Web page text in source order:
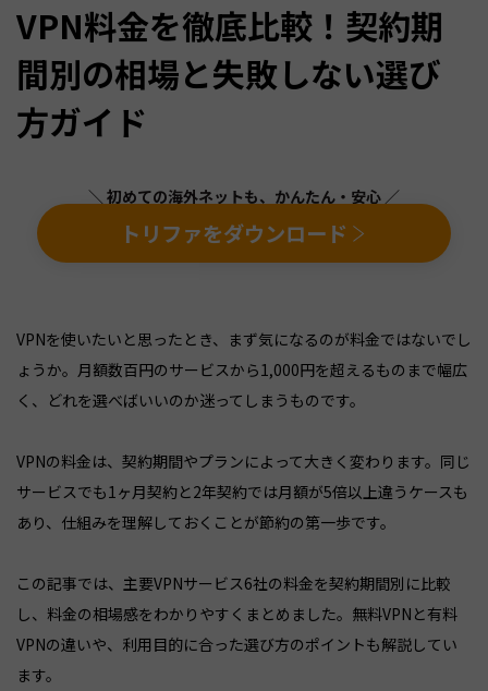
VPN料金を徹底比較！契約期
間別の相場と失敗しない選び
方ガイド
＼ 初めての海外ネットも、かんたん・安心 ／
トリファをダウンロード
VPNを使いたいと思ったとき、まず気になるのが料金ではないでし
ょうか。月額数百円のサービスから1,000円を超えるものまで幅広
く、どれを選べばいいのか迷ってしまうものです。
VPNの料金は、契約期間やプランによって大きく変わります。同じ
サービスでも1ヶ月契約と2年契約では月額が5倍以上違うケースも
あり、仕組みを理解しておくことが節約の第一歩です。
この記事では、主要VPNサービス6社の料金を契約期間別に比較
し、料金の相場感をわかりやすくまとめました。無料VPNと有料
VPNの違いや、利用目的に合った選び方のポイントも解説してい
ます。